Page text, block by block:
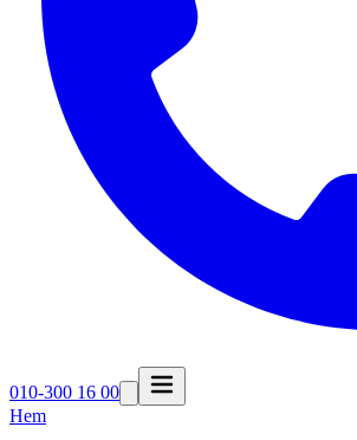
010-300 16 00
Hem